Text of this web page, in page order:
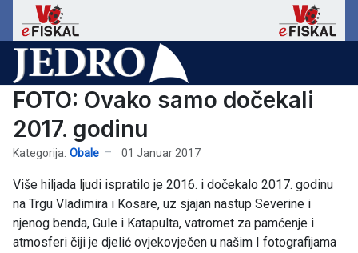
FOTO: Ovako samo dočekali
2017. godinu
Kategorija: Obale 01 Januar 2017
Više hiljada ljudi ispratilo je 2016. i dočekalo 2017. godinu
na Trgu Vladimira i Kosare, uz sjajan nastup Severine i
njenog benda, Gule i Katapulta, vatromet za pamćenje i
atmosferi čiji je djelić ovjekovječen u našim I fotografijama